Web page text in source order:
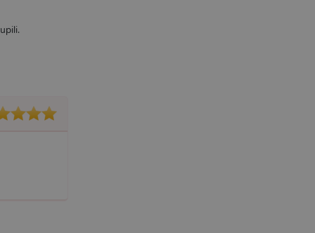
Webové stránky nelze
zapamatování